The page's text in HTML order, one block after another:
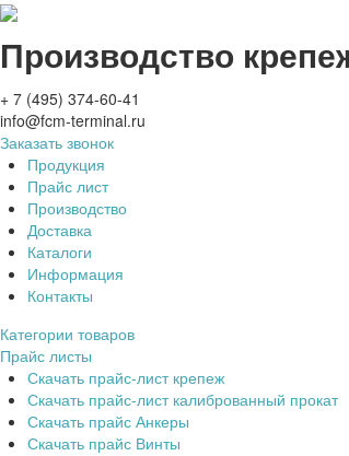
Производство
+ 7 (495) 374-60-41
info@fcm-terminal.ru
Заказать звонок
Продукция
Прайс лист
Производство
Доставка
Каталоги
Информация
Контакты
Категории товаров
Прайс листы
Скачать прайс-лист крепеж
Скачать прайс-лист калиброванный прокат
Скачать прайс Анкеры
Скачать прайс Винты